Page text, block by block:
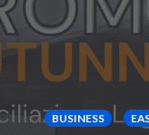
BUSINESS